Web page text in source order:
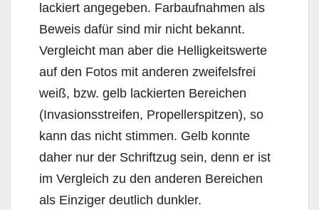
lackiert angegeben. Farbaufnahmen als
Beweis dafür sind mir nicht bekannt.
Vergleicht man aber die Helligkeitswerte
auf den Fotos mit anderen zweifelsfrei
weiß, bzw. gelb lackierten Bereichen
(Invasionsstreifen, Propellerspitzen), so
kann das nicht stimmen. Gelb konnte
daher nur der Schriftzug sein, denn er ist
im Vergleich zu den anderen Bereichen
als Einziger deutlich dunkler.